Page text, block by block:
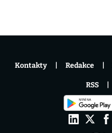
Kontakty Redakce
RSS